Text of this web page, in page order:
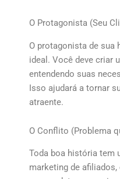
O Protagonista (Seu
O protagonista de sua
ideal. Você deve criar
entendendo suas
Isso ajudará a tornar
atraente.
O Conflito (Problema
Toda boa história tem
marketing de